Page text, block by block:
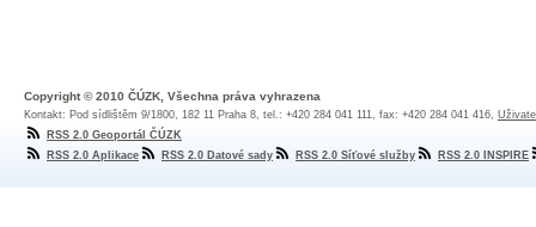
Copyright © 2010 ČÚZK, Všechna práva vyhrazena
Kontakt: Pod sídlištěm 9/1800, 182 11 Praha 8, tel.: +420 284 041 111, fax: +420 284 041 416,
RSS 2.0 Geoportál ČÚZK
RSS 2.0 Aplikace
RSS 2.0 Datové sady RSS 2.0 Síťové služby RSS 2.0 INSPIRE